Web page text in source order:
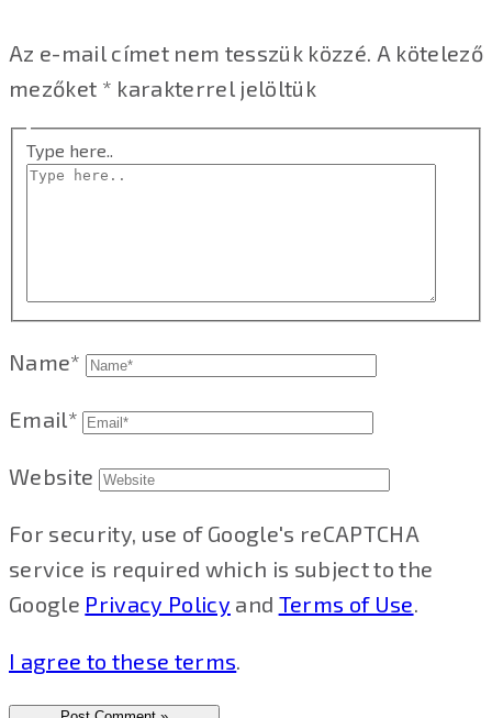
Az e-mail címet nem tesszük közzé. A kötelező
mezőket * karakterrel jelöltük
Type here..
Name*
Email*
Website
For security, use of Google's reCAPTCHA
service is required which is subject to the
Google Privacy Policy and Terms of Use
I agree to these terms